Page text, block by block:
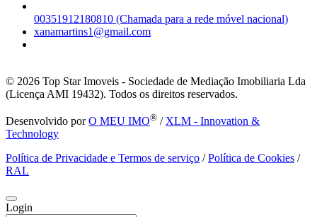
00351912180810 (Chamada para a rede móvel nacional)
xanamartins1@gmail.com
© 2026 Top Star Imoveis - Sociedade de Mediação Imobiliaria Lda
(Licença AMI 19432). Todos os direitos reservados.
Desenvolvido porO MEU IMO® / XLM - Innovation &
Technology
Política de Privacidade e Termos de serviço /Política de Cookies /
RAL
Login